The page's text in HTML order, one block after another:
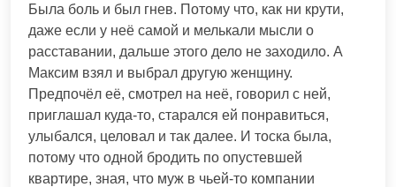
Была боль и был гнев. Потому что, как ни крути,
даже если у неё самой и мелькали мысли о
расставании, дальше этого дело не заходило. А
Максим взял и выбрал другую женщину.
Предпочёл её, смотрел на неё, говорил с ней,
приглашал куда-то, старался ей понравиться,
улыбался, целовал и так далее. И тоска была,
потому что одной бродить по опустевшей
квартире, зная, что муж в чьей-то компании